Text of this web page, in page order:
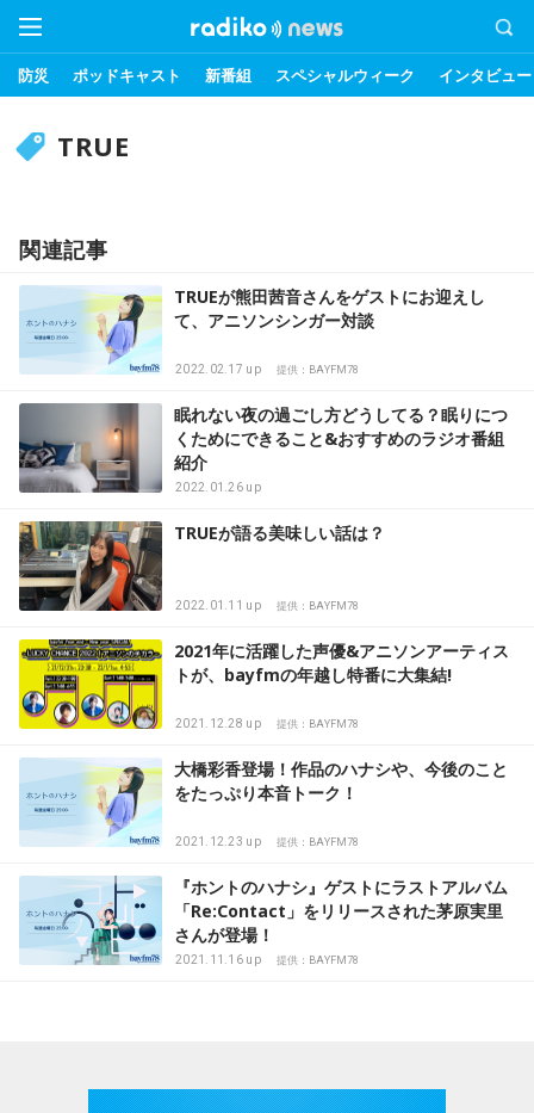
防災 ポッドキャスト 新番組 スペシャルウィーク インタビュー
TRUE
関連記事
TRUEが熊田茜音さんをゲストにお迎えし
て、アニソンシンガー対談
2022.02.17 up 提供：BAYFM78
眠れない夜の過ごし方どうしてる？眠りにつ
くためにできること&おすすめのラジオ番組
紹介
2022.01.26 up
TRUEが語る美味しい話は？
2022.01.11 up 提供：BAYFM78
2021年に活躍した声優&アニソンアーティス
トが、bayfmの年越し特番に大集結!
2021.12.28 up 提供：BAYFM78
大橋彩香登場！作品のハナシや、今後のこと
をたっぷり本音トーク！
2021.12.23 up 提供：BAYFM78
『ホントのハナシ』ゲストにラストアルバム
「Re:Contact」をリリースされた茅原実里
さんが登場！
2021.11.16 up 提供：BAYFM78